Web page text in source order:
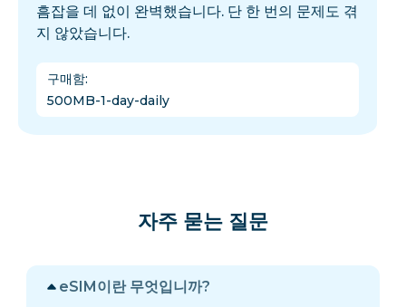
흠잡을 데 없이 완벽했습니다. 단 한 번의 문제도 겪
지 않았습니다.
구매함:
500MB-1-day-daily
자주 묻는 질문
eSIM이란 무엇입니까?